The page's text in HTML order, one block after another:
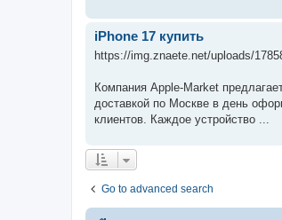
iPhone 17 купить
https://img.znaete.net/uploads/
Компания Apple-Market
доставкой по Москве в день
клиентов. Каждое устройство ...
Go to advanced search